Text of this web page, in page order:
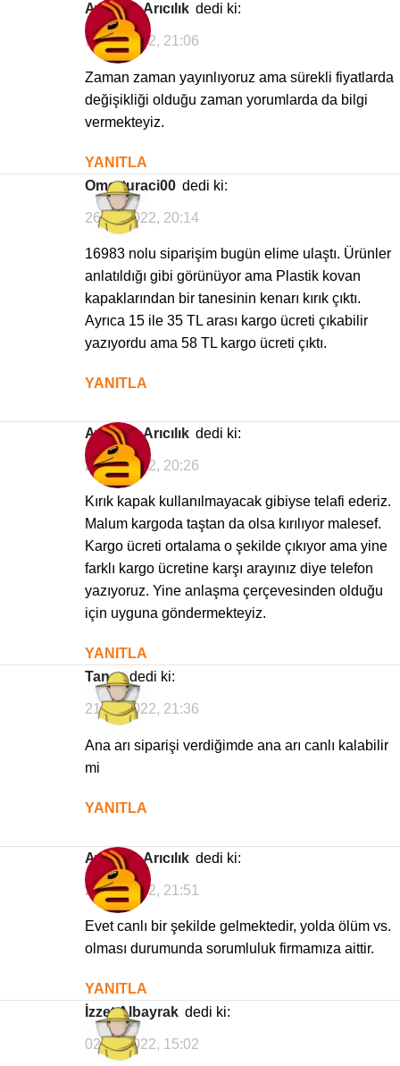
Avrasya Arıcılık dedi ki:
12/06/2022, 21:06
Zaman zaman yayınlıyoruz ama sürekli fiyatlarda
değişikliği olduğu zaman yorumlarda da bilgi
vermekteyiz.
YANITLA
omerturaci00 dedi ki:
26/05/2022, 20:14
16983 nolu siparişim bugün elime ulaştı. Ürünler
anlatıldığı gibi görünüyor ama Plastik kovan
kapaklarından bir tanesinin kenarı kırık çıktı.
Ayrıca 15 ile 35 TL arası kargo ücreti çıkabilir
yazıyordu ama 58 TL kargo ücreti çıktı.
YANITLA
Avrasya Arıcılık dedi ki:
26/05/2022, 20:26
Kırık kapak kullanılmayacak gibiyse telafi ederiz.
Malum kargoda taştan da olsa kırılıyor malesef.
Kargo ücreti ortalama o şekilde çıkıyor ama yine
farklı kargo ücretine karşı arayınız diye telefon
yazıyoruz. Yine anlaşma çerçevesinden olduğu
için uyguna göndermekteyiz.
YANITLA
Taner dedi ki:
21/05/2022, 21:36
Ana arı siparişi verdiğimde ana arı canlı kalabilir
mi
YANITLA
Avrasya Arıcılık dedi ki:
22/05/2022, 21:51
Evet canlı bir şekilde gelmektedir, yolda ölüm vs.
olması durumunda sorumluluk firmamıza aittir.
YANITLA
İzzet Albayrak dedi ki:
02/01/2022, 15:02